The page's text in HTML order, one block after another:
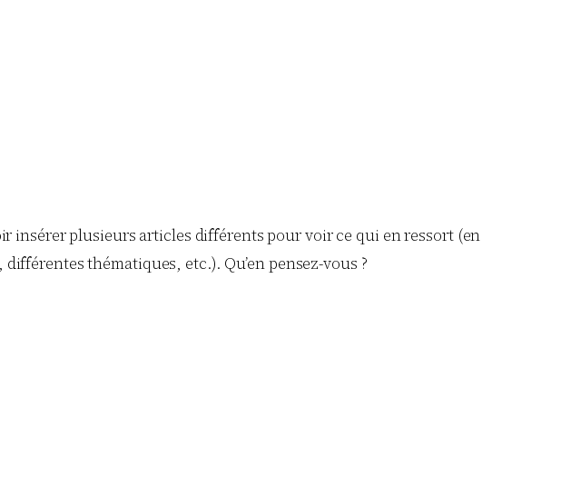
insérer plusieurs articles différents pour voir ce qui en ressort (en
thématiques, etc.). Qu’en pensez-vous ?